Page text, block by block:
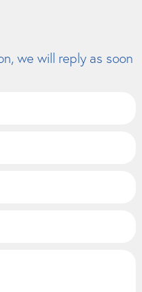
we will reply as soon